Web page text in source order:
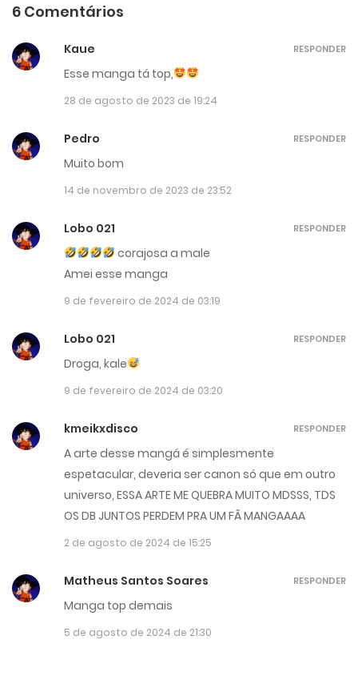
6 Comentários
Kaue
Esse manga tá top,
28 de agosto de 2023 de 19:24
RESPONDER
Pedro
Muito bom
14 de novembro de 2023 de 23:52
RESPONDER
Lobo 021
corajosa a male
Amei esse manga
9 de fevereiro de 2024 de 03:19
RESPONDER
Lobo 021
Droga, kale
9 de fevereiro de 2024 de 03:20
RESPONDER
kmeikxdisco
A arte desse mangá é simplesmente
espetacular, deveria ser canon só que em outro
universo, ESSA ARTE ME QUEBRA MUITO MDSSS, TDS
OS DB JUNTOS PERDEM PRA UM FÃ MANGAAAA
2 de agosto de 2024 de 15:25
RESPONDER
Matheus Santos Soares
Manga top demais
5 de agosto de 2024 de 21:30
RESPONDER